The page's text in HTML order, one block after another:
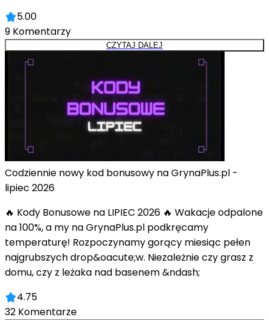
5.00
9 Komentarzy
CZYTAJ DALEJ
Codziennie nowy kod bonusowy na GrynaPlus.pl -
lipiec 2026
🔥 Kody Bonusowe na LIPIEC 2026 🔥 Wakacje odpalone
na 100%, a my na GrynaPlus.pl podkręcamy
temperaturę! Rozpoczynamy gorący miesiąc pełen
najgrubszych drop&oacute;w. Niezależnie czy grasz z
domu, czy z leżaka nad basenem &ndash;
4.75
32 Komentarze